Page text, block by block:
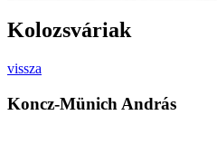
Kolozsváriak
vissza
Koncz-Münich András